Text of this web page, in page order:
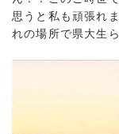
思うと私も頑張れ
れの場所で県大生